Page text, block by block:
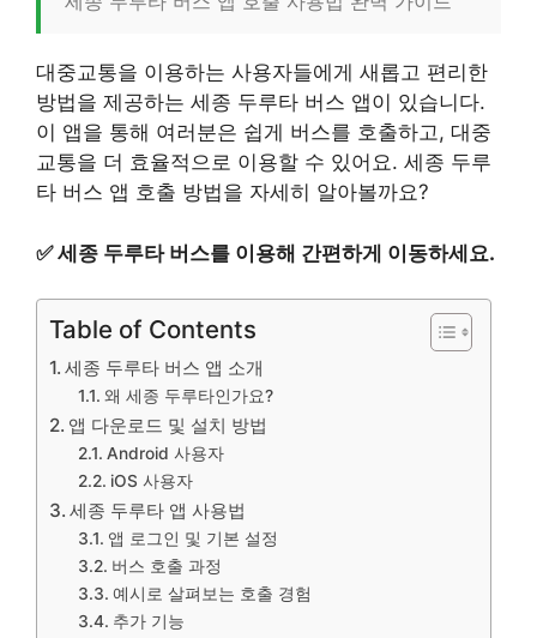
대중교통을 이용하는 사용자들에게 새롭고 편리한
방법을 제공하는 세종 두루타 버스 앱이 있습니다.
이 앱을 통해 여러분은 쉽게 버스를 호출하고, 대중
교통을 더 효율적으로 이용할 수 있어요. 세종 두루
타 버스 앱 호출 방법을 자세히 알아볼까요?
✅세종 두루타 버스를 이용해 간편하게 이동하세요.
Table of Contents
세종 두루타 버스 앱 소개
왜 세종 두루타인가요?
앱 다운로드 및 설치 방법
Android 사용자
iOS 사용자
세종 두루타 앱 사용법
앱 로그인 및 기본 설정
버스 호출 과정
예시로 살펴보는 호출 경험
추가 기능